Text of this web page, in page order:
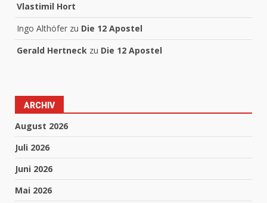
Vlastimil Hort
Ingo Althöfer zu Die 12 Apostel
Gerald Hertneck zu Die 12 Apostel
ARCHIV
August 2026
Juli 2026
Juni 2026
Mai 2026